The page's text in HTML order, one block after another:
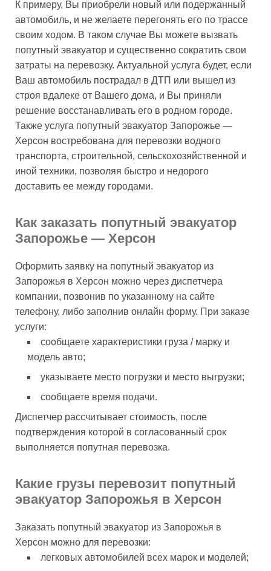
К примеру, Вы приобрели новый или подержанный
автомобиль, и не желаете перегонять его по трассе
своим ходом. В таком случае Вы можете вызвать
попутный эвакуатор и существенно сократить свои
затраты на перевозку. Актуальной услуга будет, если
Ваш автомобиль пострадал в ДТП или вышел из
строя вдалеке от Вашего дома, и Вы приняли
решение восстанавливать его в родном городе.
Также услуга попутный эвакуатор Запорожье —
Херсон востребована для перевозки водного
транспорта, строительной, сельскохозяйственной и
иной техники, позволяя быстро и недорого
доставить ее между городами.
Как заказать попутный эвакуатор
Запорожье — Херсон
Оформить заявку на попутный эвакуатор из
Запорожья в Херсон можно через диспетчера
компании, позвонив по указанному на сайте
телефону, либо заполнив онлайн форму. При заказе
услуги:
сообщаете характеристики груза / марку и
модель авто;
указываете место погрузки и место выгрузки;
сообщаете время подачи.
Диспетчер рассчитывает стоимость, после
подтверждения которой в согласованный срок
выполняется попутная перевозка.
Какие грузы перевозит попутный
эвакуатор Запорожья в Херсон
Заказать попутный эвакуатор из Запорожья в
Херсон можно для перевозки:
легковых автомобилей всех марок и моделей;